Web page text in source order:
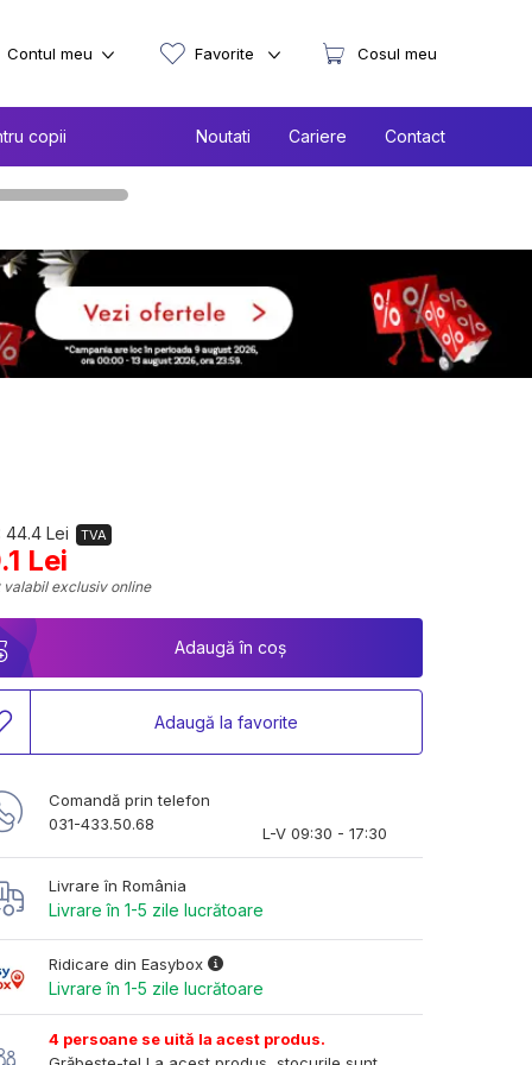
copii Noutati Cariere Contact
Contul meu Favorite Cosul meu
44.4 Lei TVA
Lei
valabil exclusiv online
Adaugă în coș
Adaugă la favorite
Comandă prin telefon
031-433.50.68
L-V 09:30 - 17:30
Livrare în România
Livrare în 1-5 zile lucrătoare
Ridicare din Easybox
Livrare în 1-5 zile lucrătoare
4 persoane se uită la acest produs.